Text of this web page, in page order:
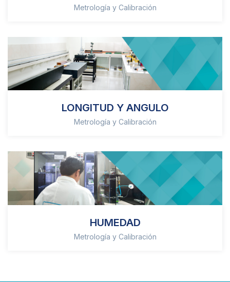
Metrología y Calibración
LONGITUD Y ANGULO
Metrología y Calibración
HUMEDAD
Metrología y Calibración